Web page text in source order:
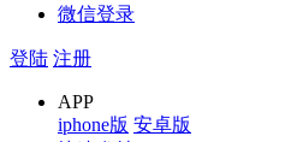
微信登录
登陆 注册
APP
iphone版 安卓版